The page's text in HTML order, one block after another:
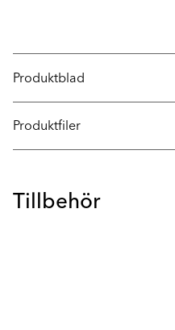
Produktblad
Produktfiler
Tillbehör